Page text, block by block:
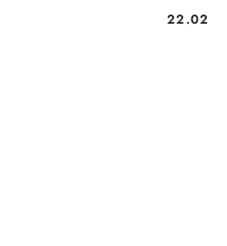
Cena:
22.02